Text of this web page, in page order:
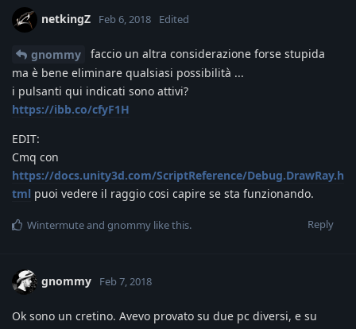
netkingZ Feb 6, 2018 Edited
gnommy
faccio un altra considerazione forse stupida
ma è bene eliminare qualsiasi possibilità ...
i pulsanti qui indicati sono attivi?
https://ibb.co/cfyF1H
EDIT:
Cmq con
https://docs.unity3d.com/ScriptReference/Debug.DrawRay.h
tml puoi vedere il raggio cosi capire se sta funzionando.
Reply
Wintermuteand gnommy like this.
gnommy Feb 7, 2018
Ok sono un cretino. Avevo provato su due pc diversi, e su